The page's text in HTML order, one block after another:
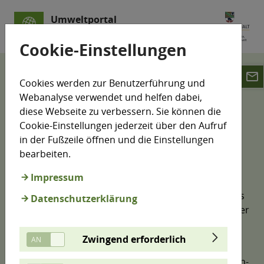
Umweltportal
Datenschutz Datenschutz Twitter
Hinweise zu Twitter
Sie wechseln zu X (Twitter)
Der Twitter-Auftritt vom Ministerium für
Wissenschaft, Energie, Klimaschutz und Umwelt des
Landes Sachsen-Anhalt wird von der Pressestelle der
Ministeriums betrieben.
Wenn Sie auf den untenstehenden Link klicken,
Cookie-Einstellungen
Cookies werden zur Benutzerführung und
Webanalyse verwendet und helfen dabei,
diese Webseite zu verbessern. Sie können die
Cookie-Einstellungen jederzeit über den Aufruf
in der Fußzeile öffnen und die Einstellungen
bearbeiten.
Impressum
Datenschutzerklärung
Zwingend erforderlich
email